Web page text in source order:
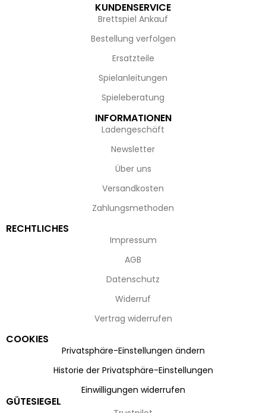
KUNDENSERVICE
Brettspiel Ankauf
Bestellung verfolgen
Ersatzteile
Spielanleitungen
Spieleberatung
INFORMATIONEN
Ladengeschäft
Newsletter
Über uns
Versandkosten
Zahlungsmethoden
RECHTLICHES
Impressum
AGB
Datenschutz
Widerruf
Vertrag widerrufen
COOKIES
Privatsphäre-Einstellungen ändern
Historie der Privatsphäre-Einstellungen
Einwilligungen widerrufen
GÜTESIEGEL